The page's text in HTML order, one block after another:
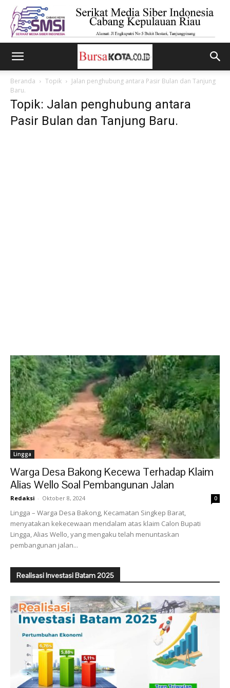
Beranda Topik
Jalan penghubung antara Pasir Bulan dan Tanjung
Baru.
Topik: Jalan penghubung antara
Pasir Bulan dan Tanjung Baru.
Lingga
Warga Desa Bakong Kecewa Terhadap Klaim
Alias Wello Soal Pembangunan Jalan
Redaksi - Oktober 8, 2024 0
Lingga – Warga Desa Bakong, Kecamatan Singkep Barat,
menyatakan kekecewaan mendalam atas klaim Calon Bupati
Lingga, Alias Wello, yang mengaku telah menuntaskan
pembangunan jalan...
Realisasi Investasi Batam 2025